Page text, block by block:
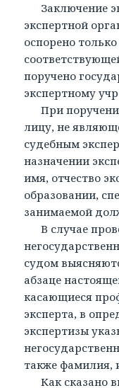
Заключение
экспертной
оспорено
поручено
экспертному
При
лицу, не
судебным
назначении
имя, отчество
образовании,
занимаемой
В случае
судом
абзаце
касающиеся
эксперта, в
экспертизы
также фамилия,
Как сказано